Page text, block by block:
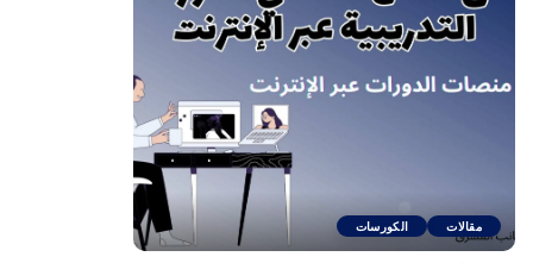
مقالات الكورسات